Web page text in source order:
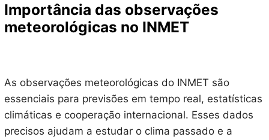
Importância das observações
meteorológicas no INMET
As observações meteorológicas do INMET são
essenciais para previsões em tempo real, estatísticas
climáticas e cooperação internacional. Esses dados
precisos ajudam a estudar o clima passado e a